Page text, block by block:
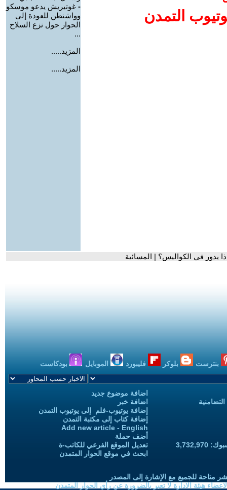
التمدن
- غوتيريش يدعو موسكو
وواشنطن للعودة إلى
الحوار حول نزع السلاح
...
المزيد.....
المزيد.....
يدور في الكواليس؟ | المسائية
بنترست بلوكر فليبورد الموبايل بودكاست
اضافة موضوع جديد
اضافة خبر
إضافة يوتيوب-فلم إلى يوتيوب التمدن
إضافة كتاب إلى مكتبة التمدن
Add new article - English
أضف حملة
تعديل الموقع الفرعي للكاتب-ة
ابحث في موقع الحوار المتمدن
متاحة للجميع مع الإشارة إلى المصدر
هيئة الادارة لا تعبر بالضرورة عن رأي الحوار المتمدن